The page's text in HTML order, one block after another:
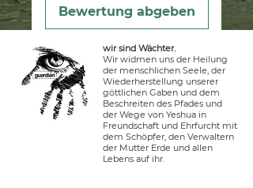
Bewertung abgeben
wir sind Wächter.
Wir widmen uns der Heilung
der menschlichen Seele, der
Wiederherstellung unserer
göttlichen Gaben und dem
Beschreiten des Pfades und
der Wege von Yeshua in
Freundschaft und Ehrfurcht mit
dem Schöpfer, den Verwaltern
der Mutter Erde und allen
Lebens auf ihr.